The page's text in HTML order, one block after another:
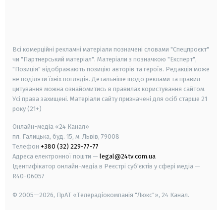
Всі комерційні рекламні матеріали позначені словами "Спецпроєкт"
чи "Партнерський матеріал". Матеріали з позначкою "Експерт",
"Позиція" відображають позицію авторів та героїв. Редакція може
не поділяти їхніх поглядів. Детальніше щодо реклами та правил
цитування можна ознайомитись в правилах користування сайтом.
Усі права захищені. Матеріали сайту призначені для осіб старше 21
року (21+)
Онлайн-медіа «24 Канал»
пл. Галицька, буд. 15, м. Львів, 79008
Телефон +380 (32) 229-77-77
Адреса електронної пошти — legal@24tv.com.ua
Ідентифікатор онлайн-медіа в Реєстрі суб'єктів у сфері медіа —
R40-06057
© 2005—2026, ПрАТ «Телерадіокомпанія "Люкс"», 24 Канал.